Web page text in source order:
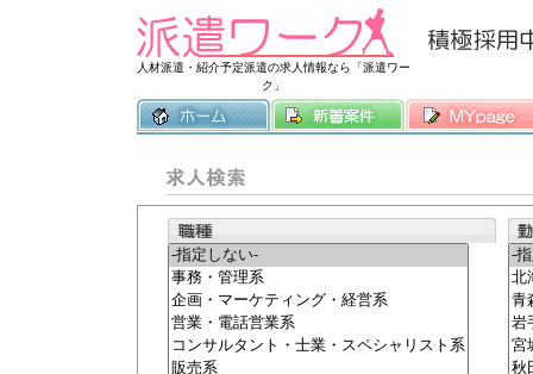
人材派遣・紹介予定派遣の求人情報なら「派遣ワー
ク」
常時3500件以